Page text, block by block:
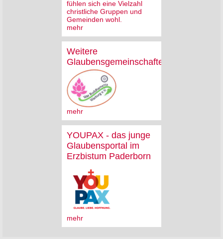
fühlen sich eine Vielzahl
christliche Gruppen und
Gemeinden wohl.
mehr
Weitere
Glaubensgemeinschaften
mehr
YOUPAX - das junge
Glaubensportal im
Erzbistum Paderborn
mehr